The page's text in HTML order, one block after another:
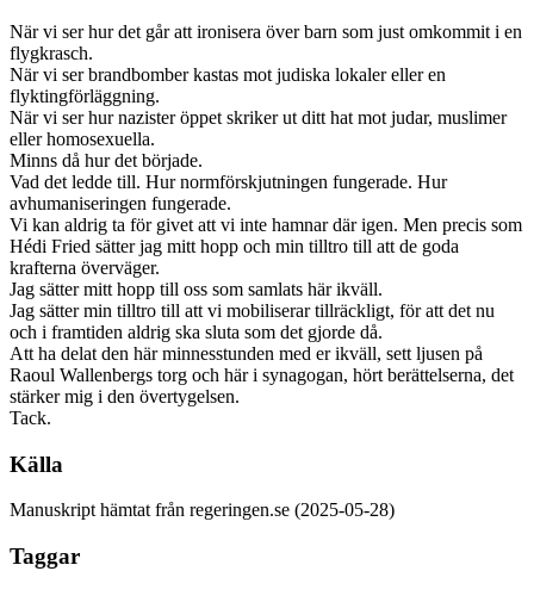
När vi ser hur det går att ironisera över barn som just omkommit i en
flygkrasch.
När vi ser brandbomber kastas mot judiska lokaler eller en
flyktingförläggning.
När vi ser hur nazister öppet skriker ut ditt hat mot judar, muslimer
eller homosexuella.
Minns då hur det började.
Vad det ledde till. Hur normförskjutningen fungerade. Hur
avhumaniseringen fungerade.
Vi kan aldrig ta för givet att vi inte hamnar där igen. Men precis som
Hédi Fried sätter jag mitt hopp och min tilltro till att de goda
krafterna överväger.
Jag sätter mitt hopp till oss som samlats här ikväll.
Jag sätter min tilltro till att vi mobiliserar tillräckligt, för att det nu
och i framtiden aldrig ska sluta som det gjorde då.
Att ha delat den här minnesstunden med er ikväll, sett ljusen på
Raoul Wallenbergs torg och här i synagogan, hört berättelserna, det
stärker mig i den övertygelsen.
Tack.
Källa
Manuskript hämtat från regeringen.se (2025-05-28)
Taggar